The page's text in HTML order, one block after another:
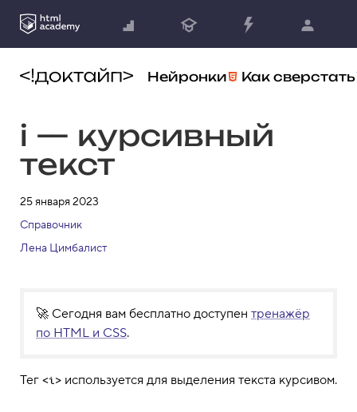
Нейронки Как сверстать
i — курсивный
текст
25 января 2023
Справочник
Лена Цимбалист
🚀 Сегодня вам бесплатно доступен тренажёр
по HTML и CSS.
Тег <i> используется для выделения текста курсивом.